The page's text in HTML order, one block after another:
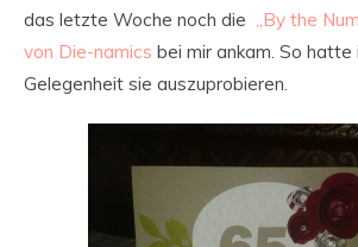
das letzte Woche noch die „By the
von Die-namics bei mir ankam. So hatte
Gelegenheit sie auszuprobieren.